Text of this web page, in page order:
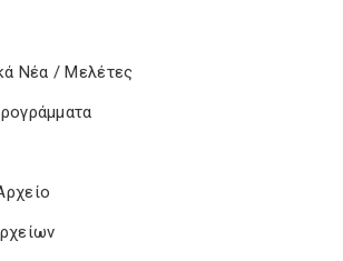
Νέα / Μελέτες